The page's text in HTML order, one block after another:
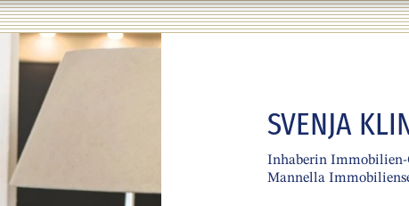
SVENJA
Inhaberin Immobilien-
Mannella